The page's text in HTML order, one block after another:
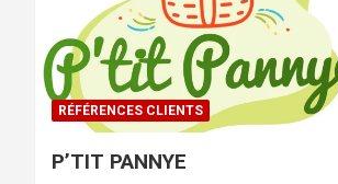
RÉFÉRENCES CLIENTS
P’TIT PANNYE